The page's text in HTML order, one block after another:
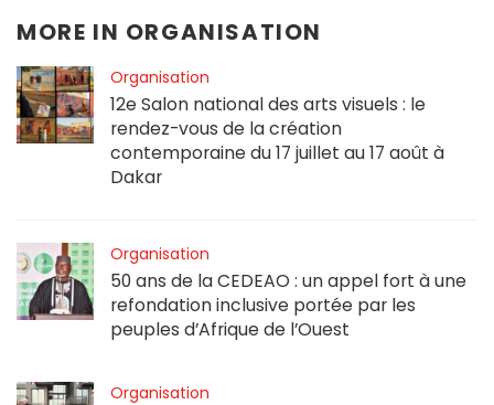
MORE IN ORGANISATION
Organisation
12e Salon national des arts visuels : le
rendez-vous de la création
contemporaine du 17 juillet au 17 août à
Dakar
Organisation
50 ans de la CEDEAO : un appel fort à une
refondation inclusive portée par les
peuples d’Afrique de l’Ouest
Organisation